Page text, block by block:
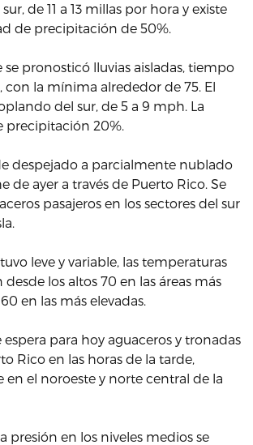
de 11 a 13 millas por hora y existe
de precipitación de 50%.
se pronosticó lluvias aisladas, tiempo
la mínima alrededor de 75. El
del sur, de 5 a 9 mph. La
precipitación 20%.
despejado a parcialmente nublado
de ayer a través de Puerto Rico. Se
pasajeros en los sectores del sur
leve y variable, las temperaturas
los altos 70 en las áreas más
en las más elevadas.
espera para hoy aguaceros y tronadas
Rico en las horas de la tarde,
el noroeste y norte central de la
presión en los niveles medios se